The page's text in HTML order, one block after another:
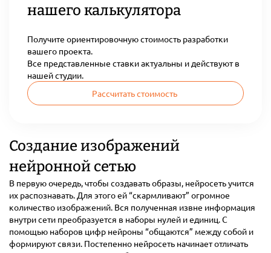
нашего калькулятора
Получите ориентировочную стоимость разработки
вашего проекта.
Все представленные ставки актуальны и действуют в
нашей студии.
Рассчитать стоимость
Создание изображений
нейронной сетью
В первую очередь, чтобы создавать образы, нейросеть учится
их распознавать. Для этого ей “скармливают” огромное
количество изображений. Вся полученная извне информация
внутри сети преобразуется в наборы нулей и единиц. С
помощью наборов цифр нейроны “общаются” между собой и
формируют связи. Постепенно нейросеть начинает отличать